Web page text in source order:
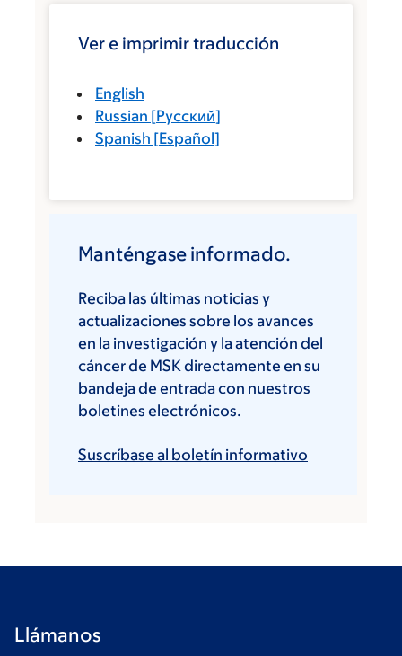
Ver e imprimir traducción
English
Russian [Русский]
Spanish [Español]
Manténgase informado.
Reciba las últimas noticias y
actualizaciones sobre los avances
en la investigación y la atención del
cáncer de MSK directamente en su
bandeja de entrada con nuestros
boletines electrónicos.
Suscríbase al boletín informativo
Llámanos